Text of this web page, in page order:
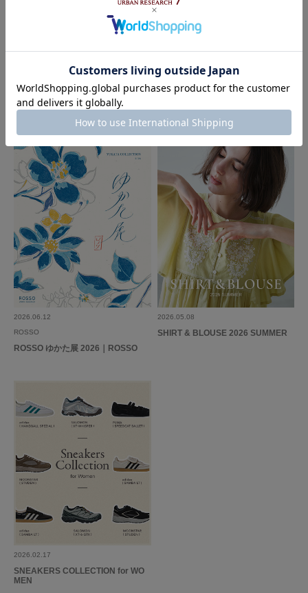
ROSSO
Summer evenings in demure style
｜ROSSO
2026.06.19
OSSO
2026.06.12
ROSSO
ROSSO ゆかた展 2026｜ROSSO
2026.05.08
SHIRT & BLOUSE 2026 SUMMER
2026.02.17
SNEAKERS COLLECTION for WO
MEN